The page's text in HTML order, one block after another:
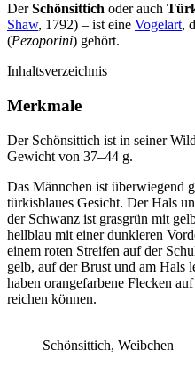
DerSchönsittich oder auch
Shaw, 1792) – ist eine Vogelart,
(Pezoporini) gehört.
Inhaltsverzeichnis
Merkmale
Der Schönsittich ist in seiner
Gewicht von 37–44 g.
Das Männchen ist überwiegend
türkisblaues Gesicht. Der Hals
der Schwanz ist grasgrün mit
hellblau mit einer dunkleren
einem roten Streifen auf der
gelb, auf der Brust und am Hals
haben orangefarbene Flecken
reichen können.
Schönsittich, Weibchen